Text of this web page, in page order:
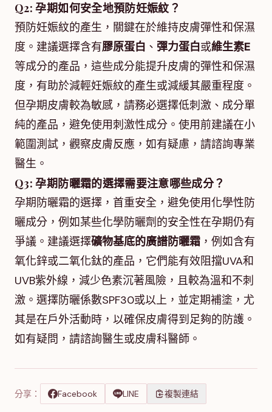
Q2: 孕期如何安全地預防妊娠紋？
預防妊娠紋的產生，關鍵在於維持皮膚彈性和保濕
度。建議選擇含有膠原蛋白 、 彈力蛋白或維生素E
等成分的產品，這些成分能提升皮膚的彈性和保濕
度，有助於減輕妊娠紋的產生或減緩其嚴重程度。
但孕期皮膚較為敏感，請務必選擇低刺激、成分單
純的產品，避免使用刺激性成分。使用前建議在小
範圍測試，觀察皮膚反應，如有疑慮，請諮詢專業
醫生。
Q3: 孕期防曬霜的選擇需要注意哪些成分？
孕期防曬霜的選擇，首重安全，避免使用化學性防
曬成分，例如某些化學防曬劑的安全性在孕期仍有
爭議。建議選擇礦物基底的廣譜防曬霜 ，例如含有
氧化鋅或二氧化鈦的產品，它們能有效阻擋UVA和
UVB紫外線，減少色素沉著風險，且較為溫和不刺
激。選擇防曬係數SPF30或以上，並定期補塗，尤
其是在戶外活動時，以確保皮膚得到足夠的防護。
如有疑問，請諮詢醫生或皮膚科醫師。
分享： Facebook LINE 複製連結